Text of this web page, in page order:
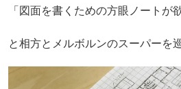
「図面を書くための方眼ノートが
と相方とメルボルンのスーパーを